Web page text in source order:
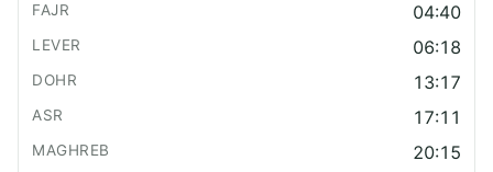
04:40
06:18
13:17
17:11
20:15